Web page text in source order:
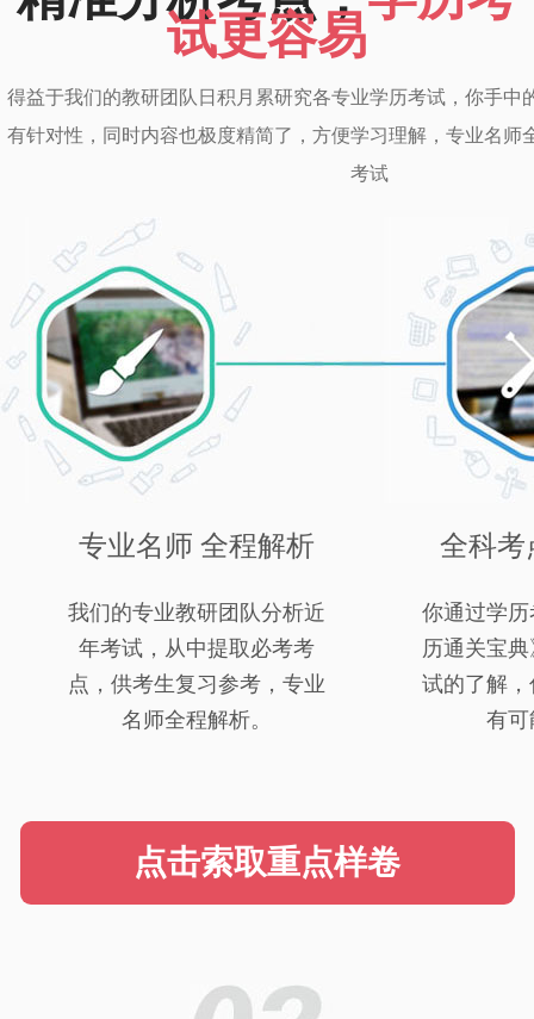
试更容易
得益于我们的教研团队日积月累研究各专业学历考试，你手中
有针对性，同时内容也极度精简了，方便学习理解，专业名师
考试
专业名师 全程解析
我们的专业教研团队分析近
年考试，从中提取必考考
点，供考生复习参考，专业
名师全程解析。
全科考
你通过学
历通关宝
试的了解
有可
点击索取重点样卷